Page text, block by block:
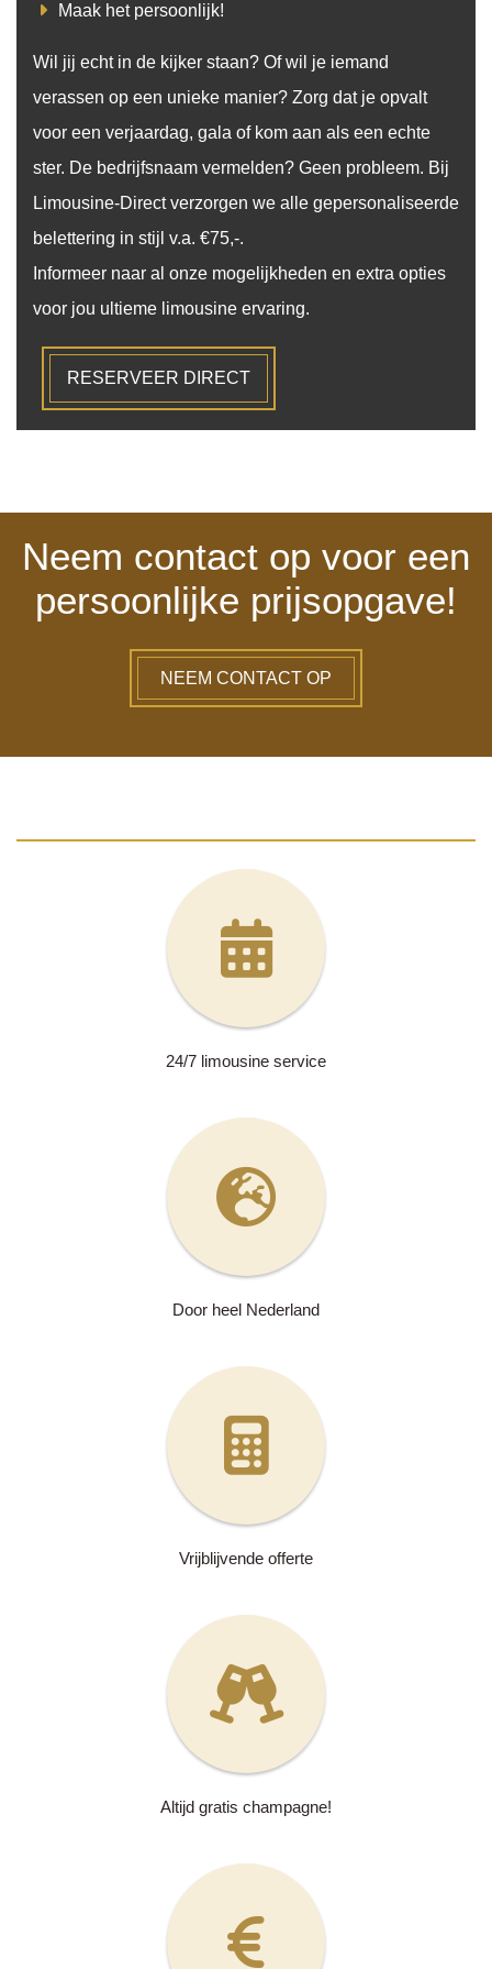
Maak het persoonlijk!
Wil jij echt in de kijker staan? Of wil je iemand
verassen op een unieke manier? Zorg dat je opvalt
voor een verjaardag, gala of kom aan als een echte
ster. De bedrijfsnaam vermelden? Geen probleem. Bij
Limousine-Direct verzorgen we alle gepersonaliseerde
belettering in stijl v.a. €75,-.
Informeer naar al onze mogelijkheden en extra opties
voor jou ultieme limousine ervaring.
RESERVEER DIRECT
Neem contact op voor een
persoonlijke prijsopgave!
NEEM CONTACT OP
24/7 limousine service
Door heel Nederland
Vrijblijvende offerte
Altijd gratis champagne!